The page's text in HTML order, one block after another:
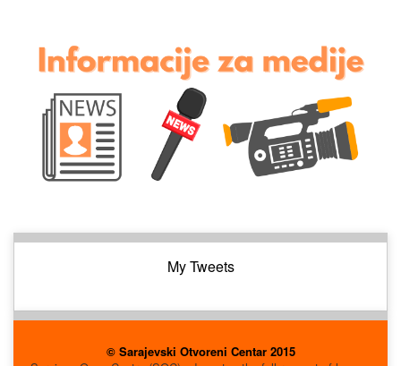
My Tweets
© Sarajevski Otvoreni Centar 2015